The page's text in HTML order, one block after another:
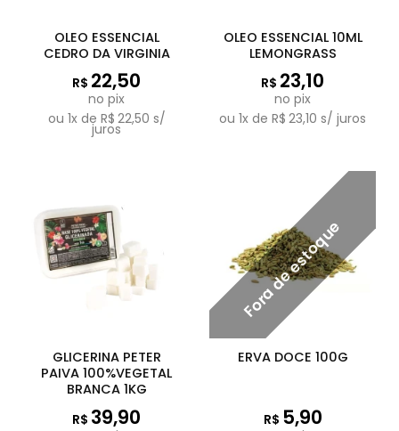
OLEO ESSENCIAL
CEDRO DA VIRGINIA
R$ 22,50
no pix
ou 1x de R$ 22,50 s/
juros
OLEO ESSENCIAL 10ML
LEMONGRASS
R$ 23,10
no pix
ou 1x de R$ 23,10 s/ juros
GLICERINA PETER
PAIVA 100%VEGETAL
BRANCA 1KG
R$ 39,90
Fora de estoque
ERVA DOCE 100G
R$ 5,90